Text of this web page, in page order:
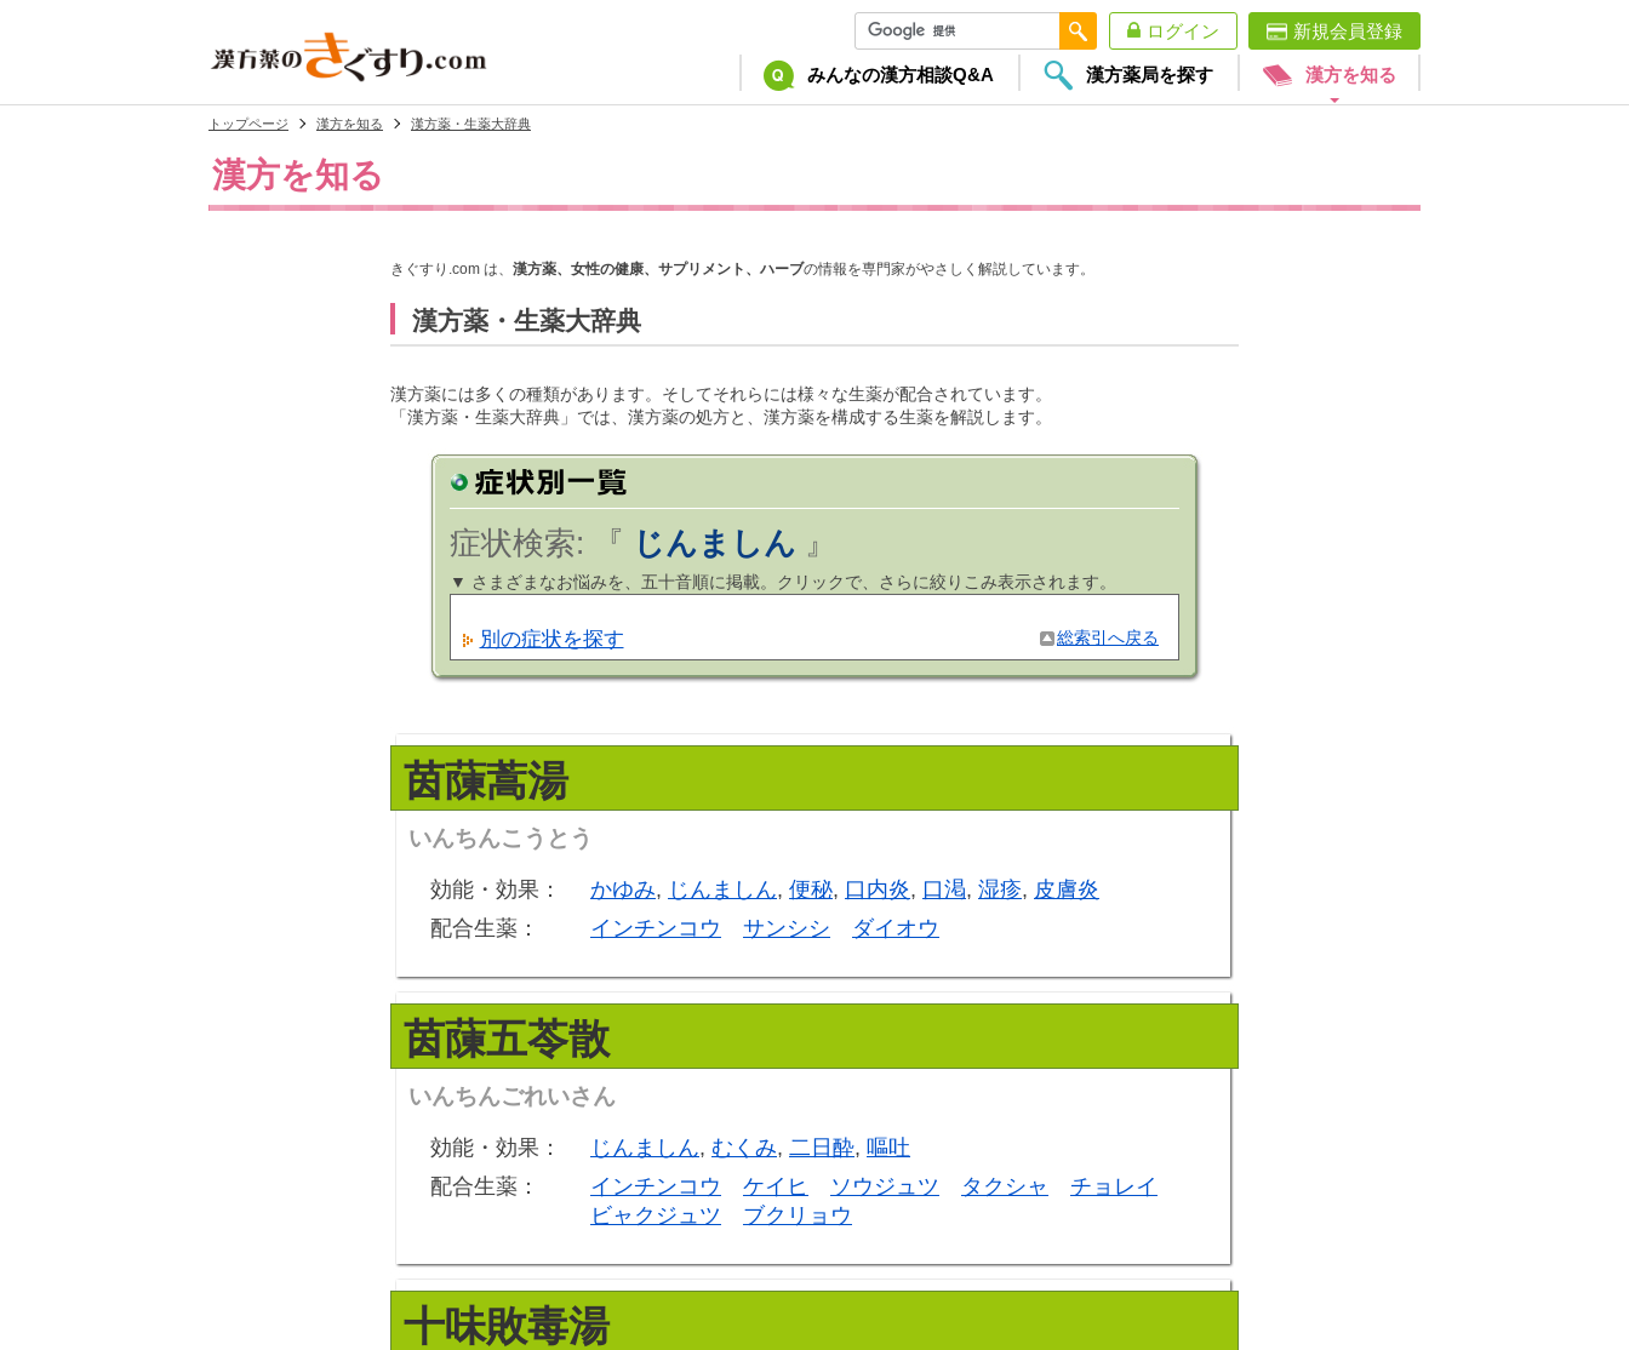
みんなの漢方相談Q&A 漢方薬局を探す 漢方を知る
ログイン 新規会員登録
トップページ 漢方を知る 漢方薬・生薬大辞典
漢方を知る
きぐすり.com は、 漢方薬、女性の健康、サプリメント、ハーブの情報を専門家がやさしく解説しています。
漢方薬・生薬大辞典
漢方薬には多くの種類があります。そしてそれらには様々な生薬が配合されています。
「漢方薬・生薬大辞典」では、漢方薬の処方と、漢方薬を構成する生薬を解説します。
症状検索: 『 じんましん 』
▼ さまざまなお悩みを、五十音順に掲載。クリックで、さらに絞りこみ表示されます。
別の症状を探す 総索引へ戻る
茵蔯蒿湯
いんちんこうとう
効能・効果： かゆみ, じんましん, 便秘, 口内炎, 口渇, 湿疹, 皮膚炎
配合生薬：
インチンコウ サンシシ ダイオウ
茵蔯五苓散
いんちんごれいさん
効能・効果： じんましん, むくみ, 二日酔, 嘔吐
配合生薬：
インチンコウ ケイヒ ソウジュツ タクシャ
チョレイ
ビャクジュツ
ブクリョウ
十味敗毒湯